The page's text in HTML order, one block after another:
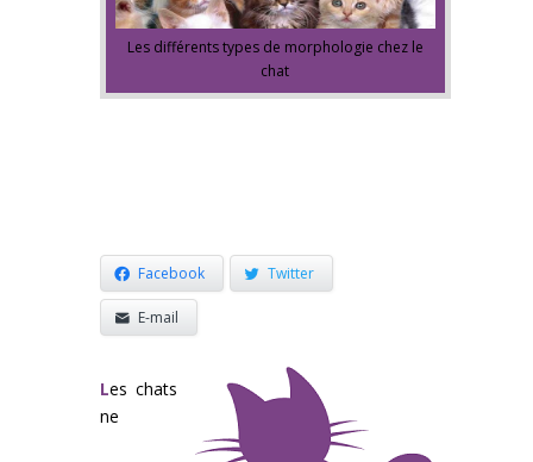
Les différents types de morphologie chez le
chat
Facebook Twitter
E-mail
Les chats
ne